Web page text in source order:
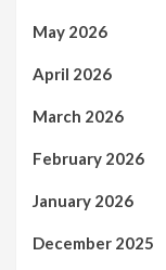
May 2026
April 2026
March 2026
February 2026
January 2026
December 2025